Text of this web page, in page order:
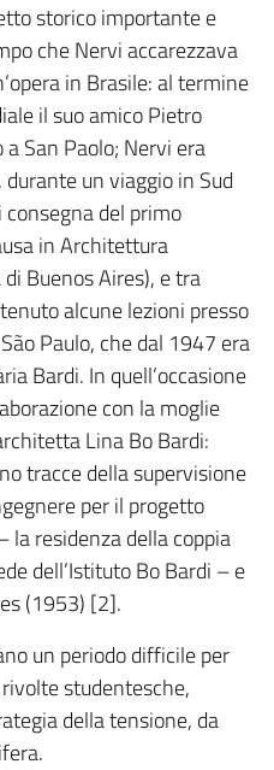
storico importante e
che Nervi accarezzava
in Brasile: al termine
il suo amico Pietro
San Paolo; Nervi era
un viaggio in Sud
del primo
in Architettura
Buenos Aires), e tra
alcune lezioni presso
Paulo, che dal 1947 era
Bardi. In quell’occasione
con la moglie
Lina Bo Bardi:
tracce della supervisione
per il progetto
la residenza della coppia
dell’Istituto Bo Bardi – e
(1953) [2].
un periodo difficile per
studentesche,
della tensione, da